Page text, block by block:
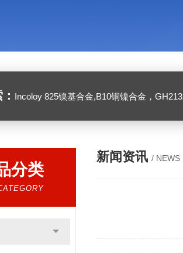
Incoloy 825镍基合金,B10铜镍合金，GH2132高温合金，C276
分类
新闻资讯 / NEWS